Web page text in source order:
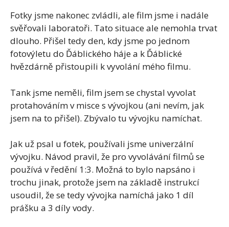
Fotky jsme nakonec zvládli, ale film jsme i nadále
svěřovali laboratoři. Tato situace ale nemohla trvat
dlouho. Přišel tedy den, kdy jsme po jednom
fotovýletu do Ďáblického háje a k Ďáblické
hvězdárně přistoupili k vyvolání mého filmu.
Tank jsme neměli, film jsem se chystal vyvolat
protahováním v misce s vývojkou (ani nevím, jak
jsem na to přišel). Zbývalo tu vývojku namíchat.
Jak už psal u fotek, používali jsme univerzální
vývojku. Návod pravil, že pro vyvolávání filmů se
používá v ředění 1:3. Možná to bylo napsáno i
trochu jinak, protože jsem na základě instrukcí
usoudil, že se tedy vývojka namíchá jako 1 díl
prášku a 3 díly vody.